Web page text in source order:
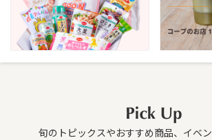
旬のトピックスやおすすめ商品、イベ